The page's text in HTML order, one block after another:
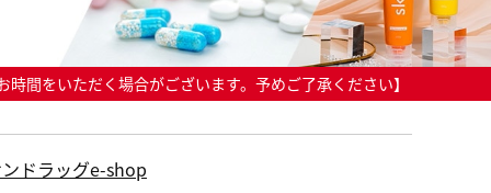
間をいただく場合がございます。予めご了承ください】
ドラッグe-shop